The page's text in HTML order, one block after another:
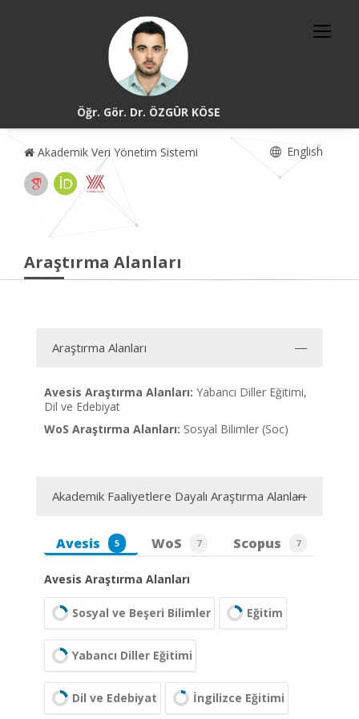
Öğr. Gör. Dr. ÖZGÜR KÖSE
Akademik Veri Yönetim Sistemi English
Araştırma Alanları
Araştırma Alanları
Avesis Araştırma Alanları: Yabancı Diller Eğitimi,
Dil ve Edebiyat
WoS Araştırma Alanları: Sosyal Bilimler (Soc)
Akademik Faaliyetlere Dayalı Araştırma Alanları
Avesis 5 WoS 7 Scopus 7
Avesis Araştırma Alanları
Sosyal ve Beşeri Bilimler Eğitim
Yabancı Diller Eğitimi
Dil ve Edebiyat İngilizce Eğitimi